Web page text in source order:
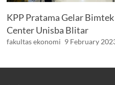
KPP Pratama Gelar
Center Unisba Blitar
fakultas ekonomi 9 February